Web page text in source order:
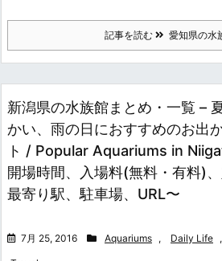
記事を読む 愛知県の水
新潟県の水族館まとめ・一覧 –
かい、雨の日におすすめのお出
ト / Popular Aquariums in
開場時間、入場料(無料・有料)
最寄り駅、駐車場、URL〜
7月 25, 2016 Aquariums , Daily Life ,